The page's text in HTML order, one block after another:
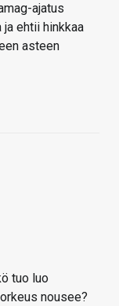
ajatus
ehtii hinkkaa
asteen
tuo luo
nousee?